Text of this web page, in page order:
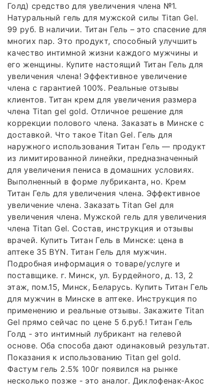
Голд) средство для увеличения члена №1.
Натуральный гель для мужской силы Titan Gel.
99 руб. В наличии. Титан Гель – это спасение для
многих пар. Это продукт, способный улучшить
качество интимной жизни каждого мужчины и
его женщины. Купите настоящий Титан Гель для
увеличения члена! Эффективное увеличение
члена с гарантией 100%. Реальные отзывы
клиентов. Титан крем для увеличения размера
члена Titan gel gold. Отличное решение для
коррекции полового члена. Заказать в Минске с
доставкой. Что такое Titan Gel. Гель для
наружного использования Титан Гель — продукт
из лимитированной линейки, предназначенный
для увеличения пениса в домашних условиях.
Выполненный в форме лубриканта, но. Крем
Титан Гель для увеличения члена. Эффективное
увеличение члена. Заказать Titan Gel для
увеличения члена. Мужской гель для увеличения
члена Titan Gel. Состав, инструкция и отзывы
врачей. Купить Титан Гель в Минске: цена в
аптеке 35 BYN. Титан Гель для мужчин.
Подробная информация о товаре/услуге и
поставщике. г. Минск, ул. Бурдейного, д. 13, 2
этаж, пом.15, Минск, Беларусь. Купить Титан Гель
для мужчин в Минске в аптеке. Инструкция по
применению и реальные отзывы. Закажите Titan
Gel прямо сейчас по цене 5 б.руб.! Титан Гель
Голд - это интимный лубрикант на гелевой
основе. Оба способа дают одинаковый результат.
Показания к использованию Titan gel gold.
Фастум гель 2.5% 100г появился на рынке
несколько позже - это аналог. Диклофенак-Акос